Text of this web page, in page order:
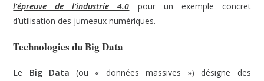
l’épreuve de l’industrie 4.0 pour un exemple concret
d’utilisation des jumeaux numériques.
Technologies du Big Data
Le Big Data (ou « données massives ») désigne des